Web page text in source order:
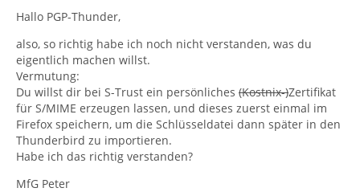
Hallo PGP-Thunder,
also, so richtig habe ich noch nicht verstanden, was du
eigentlich machen willst.
Vermutung:
Du willst dir bei S-Trust ein persönliches (Kostnix-)Zertifikat
für S/MIME erzeugen lassen, und dieses zuerst einmal im
Firefox speichern, um die Schlüsseldatei dann später in den
Thunderbird zu importieren.
Habe ich das richtig verstanden?
MfG Peter